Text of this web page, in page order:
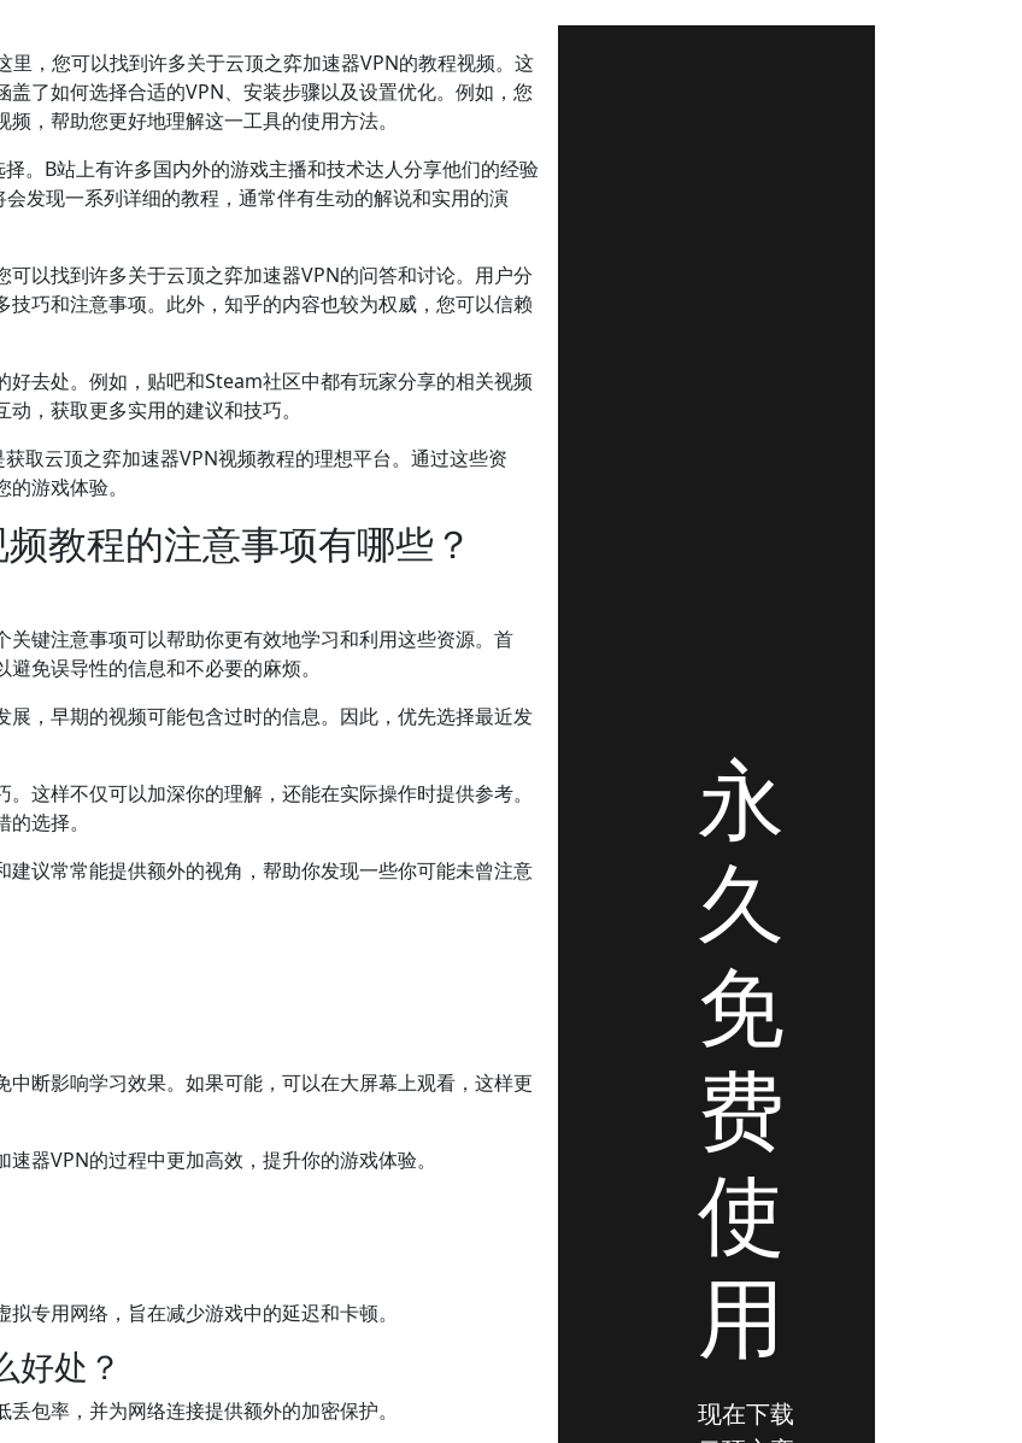
，您可以找到许多关于云顶之弈加速器VPN的教程视频。这
了如何选择合适的VPN、安装步骤以及设置优化。例如，您
，帮助您更好地理解这一工具的使用方法。
。B站上有许多国内外的游戏主播和技术达人分享他们的经验
发现一系列详细的教程，通常伴有生动的解说和实用的演
以找到许多关于云顶之弈加速器VPN的问答和讨论。用户分
巧和注意事项。此外，知乎的内容也较为权威，您可以信赖
去处。例如，贴吧和Steam社区中都有玩家分享的相关视频
，获取更多实用的建议和技巧。
取云顶之弈加速器VPN视频教程的理想平台。通过这些资
游戏体验。
教程的注意事项有哪些？
键注意事项可以帮助你更有效地学习和利用这些资源。首
免误导性的信息和不必要的麻烦。
，早期的视频可能包含过时的信息。因此，优先选择最近发
这样不仅可以加深你的理解，还能在实际操作时提供参考。
选择。
议常常能提供额外的视角，帮助你发现一些你可能未曾注意
断影响学习效果。如果可能，可以在大屏幕上观看，这样更
器VPN的过程中更加高效，提升你的游戏体验。
专用网络，旨在减少游戏中的延迟和卡顿。
好处？
包率，并为网络连接提供额外的加密保护。
永
久
免
费
使
用
现在下载